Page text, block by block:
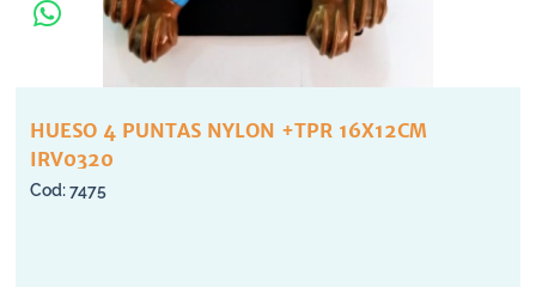
HUESO 4 PUNTAS NYLON +TPR 16X12CM
IRV0320
7475